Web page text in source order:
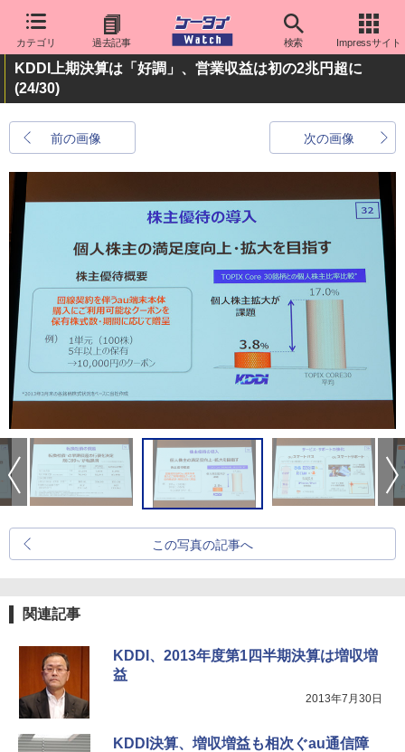
カテゴリ 過去記事 検索 Impressサイト
KDDI上期決算は「好調」、営業収益は初の2兆円超に
(24/30)
前の画像 次の画像
この写真の記事へ
関連記事
KDDI、2013年度第1四半期決算は増収増
益
2013年7月30日
KDDI決算、増収増益も相次ぐau通信障